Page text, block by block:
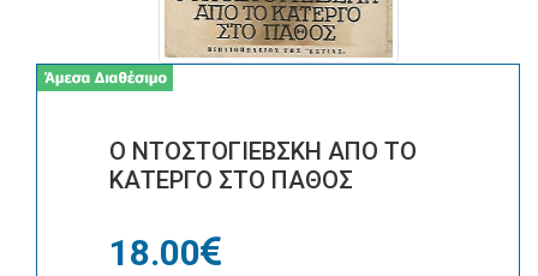
Ο ΝΤΟΣΤΟΓΙΕΒΣΚΗ ΑΠΟ ΤΟ
ΚΑΤΕΡΓΟ ΣΤΟ ΠΑΘΟΣ
18.00